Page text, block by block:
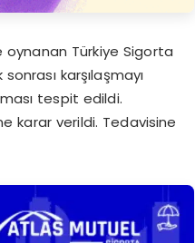
oynanan Türkiye Sigorta
karşılaşmayı
tespit edildi.
karar verildi. Tedavisine